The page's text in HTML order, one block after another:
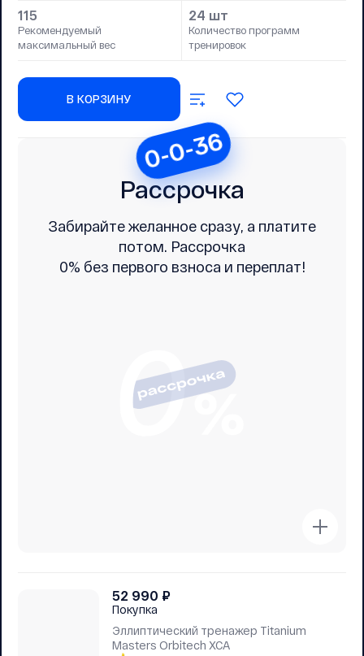
115
Рекомендуемый
максимальный вес
24 шт
Количество программ
тренировок
В КОРЗИНУ
0-0-36
Рассрочка
Забирайте желанное сразу, а платите
потом. Рассрочка
0% без первого взноса и переплат!
52 990 ₽
Покупка
Эллиптический тренажер Titanium
Masters Orbitech XCA